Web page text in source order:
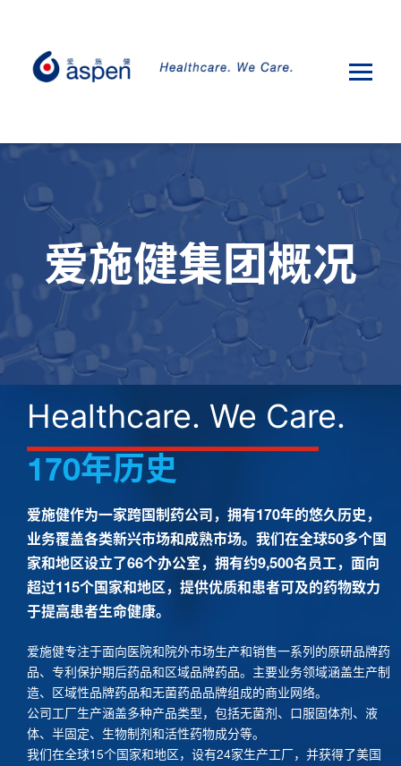
爱施健集团概况
Healthcare. We Care.
170年历史
爱施健作为一家跨国制药公司，拥有170年的悠久历史，
业务覆盖各类新兴市场和成熟市场。我们在全球50多个国
家和地区设立了66个办公室，拥有约9,500名员工，面向
超过115个国家和地区，提供优质和患者可及的药物致力
于提高患者生命健康。
爱施健专注于面向医院和院外市场生产和销售一系列的原研品牌药
品、专利保护期后药品和区域品牌药品。主要业务领域涵盖生产制
造、区域性品牌药品和无菌药品品牌组成的商业网络。
公司工厂生产涵盖多种产品类型，包括无菌剂、口服固体剂、液
体、半固定、生物制剂和活性药物成分等。
我们在全球15个国家和地区，设有24家生产工厂，并获得了美国